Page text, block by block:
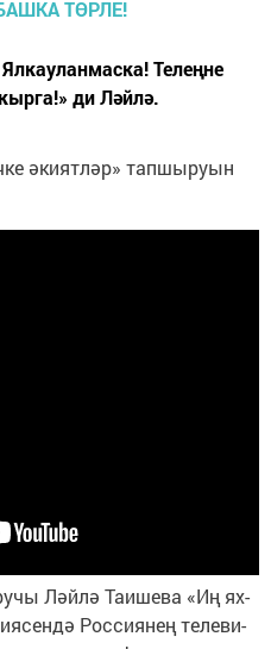
Те­лең­не
ди Ләйлә.
әки­ят­ләр» тап­шы­ру­ын
Ләй­лә Та­и­ше­ва «Иң ях­
Рос­си­я­нең те­ле­ви­